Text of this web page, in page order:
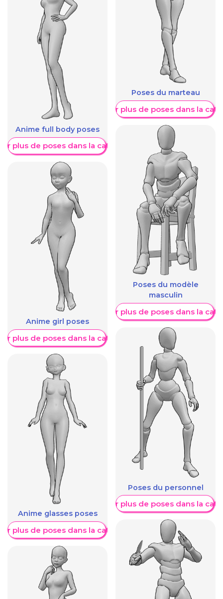
Anime full body poses
plus de poses dans la catégorie
Anime girl poses
plus de poses dans la catégorie
Anime glasses poses
plus de poses dans la catégorie
Poses du marteau
Afficher plus de poses dans la
Poses du modèle
masculin
Afficher plus de poses dans la
Poses du personnel
Afficher plus de poses dans la